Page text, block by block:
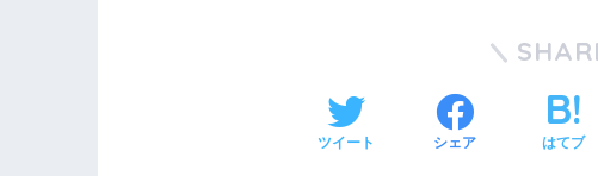
ツイート シェア はてブ